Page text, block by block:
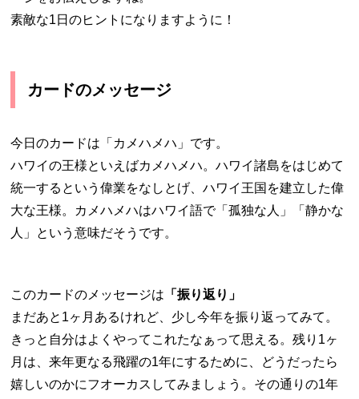
素敵な1日のヒントになりますように！
カードのメッセージ
今日のカードは「カメハメハ」です。
ハワイの王様といえばカメハメハ。ハワイ諸島をはじめて
統一するという偉業をなしとげ、ハワイ王国を建立した偉
大な王様。カメハメハはハワイ語で「孤独な人」「静かな
人」という意味だそうです。
このカードのメッセージは 「振り返り」
まだあと1ヶ月あるけれど、少し今年を振り返ってみて。
きっと自分はよくやってこれたなぁって思える。残り1ヶ
月は、来年更なる飛躍の1年にするために、どうだったら
嬉しいのかにフオーカスしてみましょう。その通りの1年